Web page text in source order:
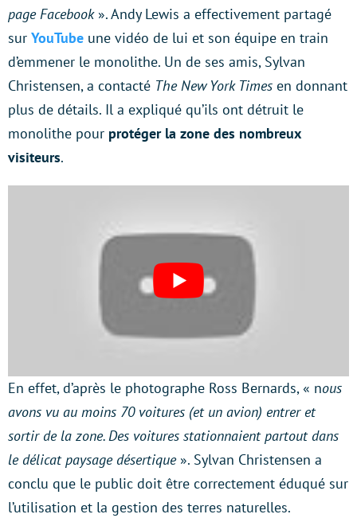
page Facebook». Andy Lewis a effectivement partagé
sur YouTube une vidéo de lui et son équipe en train
d’emmener le monolithe. Un de ses amis, Sylvan
Christensen, a contacté The New York Times en donnant
plus de détails. Il a expliqué qu’ils ont détruit le
monolithe pour protéger la zone des nombreux
visiteurs.
En effet, d’après le photographe Ross Bernards, « nous
avons vu au moins 70 voitures (et un avion) entrer et
sortir de la zone. Des voitures stationnaient partout dans
le délicat paysage désertique». Sylvan Christensen a
conclu que le public doit être correctement éduqué sur
l’utilisation et la gestion des terres naturelles.